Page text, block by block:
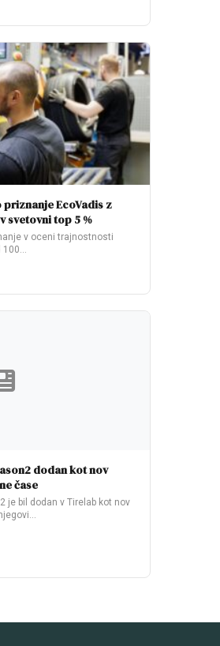
EcoVadis z
svetovni top 5 %
v oceni trajnostnosti
100…
dodan kot nov
čase
je bil dodan v Tirelab kot nov